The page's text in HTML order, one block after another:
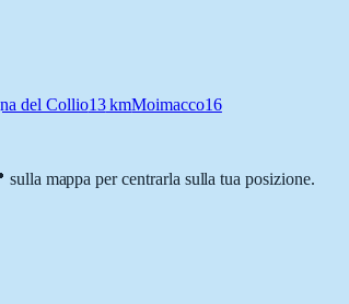
del Collio13kmMoimacco16
mappa per centrarla sulla tua posizione.